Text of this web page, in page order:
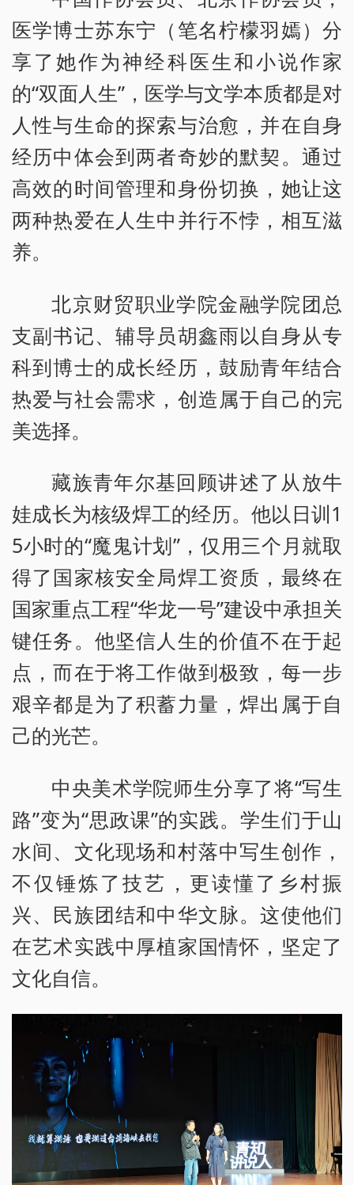
医学博士苏东宁（笔名柠檬羽嫣）分
享了她作为神经科医生和小说作家
的“双面人生”，医学与文学本质都是对
人性与生命的探索与治愈，并在自身
经历中体会到两者奇妙的默契。通过
高效的时间管理和身份切换，她让这
两种热爱在人生中并行不悖，相互滋
养。
北京财贸职业学院金融学院团总
支副书记、辅导员胡鑫雨以自身从专
科到博士的成长经历，鼓励青年结合
热爱与社会需求，创造属于自己的完
美选择。
藏族青年尔基回顾讲述了从放牛
娃成长为核级焊工的经历。他以日训1
5小时的“魔鬼计划”，仅用三个月就取
得了国家核安全局焊工资质，最终在
国家重点工程“华龙一号”建设中承担关
键任务。他坚信人生的价值不在于起
点，而在于将工作做到极致，每一步
艰辛都是为了积蓄力量，焊出属于自
己的光芒。
中央美术学院师生分享了将“写生
路”变为“思政课”的实践。学生们于山
水间、文化现场和村落中写生创作，
不仅锤炼了技艺，更读懂了乡村振
兴、民族团结和中华文脉。这使他们
在艺术实践中厚植家国情怀，坚定了
文化自信。